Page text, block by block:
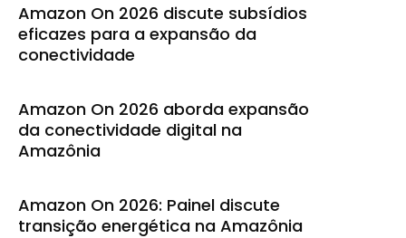
Amazon On 2026 discute subsídios
eficazes para a expansão da
conectividade
Amazon On 2026 aborda expansão
da conectividade digital na
Amazônia
Amazon On 2026: Painel discute
transição energética na Amazônia